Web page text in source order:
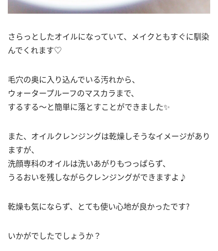
さらっとしたオイルになっていて、メイクともすぐに馴染
んでくれます♡
毛穴の奥に入り込んでいる汚れから、
ウォータープルーフのマスカラまで、
するする～と簡単に落とすことができました✨
また、オイルクレンジングは乾燥しそうなイメージがあり
ますが、
洗顔専科のオイルは洗いあがりもつっぱらず、
うるおいを残しながらクレンジングができますよ♪
乾燥も気にならず、とても使い心地が良かったです?
いかがでしたでしょうか？